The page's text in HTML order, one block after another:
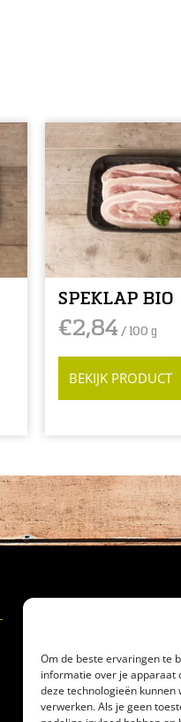
Om de beste ervaringen te
informatie over je apparaat
deze technologieën kunnen
verwerken. Als je geen
SPEKLAP BIO
€2,84/ 100 g
BEKIJK PRODUCT
CONTACT
3572BE Utrecht
Tel.030-2732186